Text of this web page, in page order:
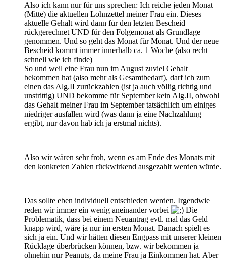
Also ich kann nur für uns sprechen: Ich reiche jeden Monat
(Mitte) die aktuellen Lohnzettel meiner Frau ein. Dieses
aktuelle Gehalt wird dann für den letzten Bescheid
rückgerechnet UND für den Folgemonat als Grundlage
genommen. Und so geht das Monat für Monat. Und der neue
Bescheid kommt immer innerhalb ca. 1 Woche (also recht
schnell wie ich finde)
So und weil eine Frau nun im August zuviel Gehalt
bekommen hat (also mehr als Gesamtbedarf), darf ich zum
einen das Alg.II zurückzahlen (ist ja auch völlig richtig und
unstrittig) UND bekomme für September kein Alg.II, obwohl
das Gehalt meiner Frau im September tatsächlich um einiges
niedriger ausfallen wird (was dann ja eine Nachzahlung
ergibt, nur davon hab ich ja erstmal nichts).
Also wir wären sehr froh, wenn es am Ende des Monats mit
den konkreten Zahlen rückwirkend ausgezahlt werden würde.
Das sollte eben individuell entschieden werden. Irgendwie
reden wir immer ein wenig aneinander vorbei
Die
Problematik, dass bei einem Neuantrag evtl. mal das Geld
knapp wird, wäre ja nur im ersten Monat. Danach spielt es
sich ja ein. Und wir hätten diesen Engpass mit unserer kleinen
Rücklage überbrücken können, bzw. wir bekommen ja
ohnehin nur Peanuts, da meine Frau ja Einkommen hat. Aber